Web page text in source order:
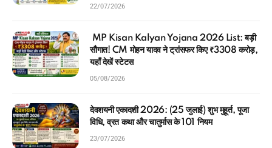
22/07/2026
MP Kisan Kalyan Yojana 2026 List: बड़ी
सौगात! CM मोहन यादव ने ट्रांसफर किए ₹3308 करोड़,
यहाँ देखें स्टेटस
05/08/2026
देवशयनी एकादशी 2026: (25 जुलाई) शुभ मुहूर्त, पूजा
विधि, व्रत कथा और चातुर्मास के 101 नियम
23/07/2026